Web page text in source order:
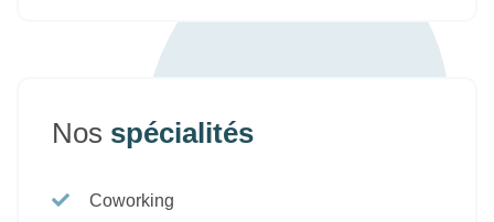
Nos spécialités
Coworking